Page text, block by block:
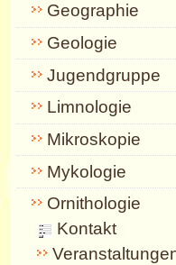
Geographie
Geologie
Jugendgruppe
Limnologie
Mikroskopie
Mykologie
Ornithologie
Kontakt